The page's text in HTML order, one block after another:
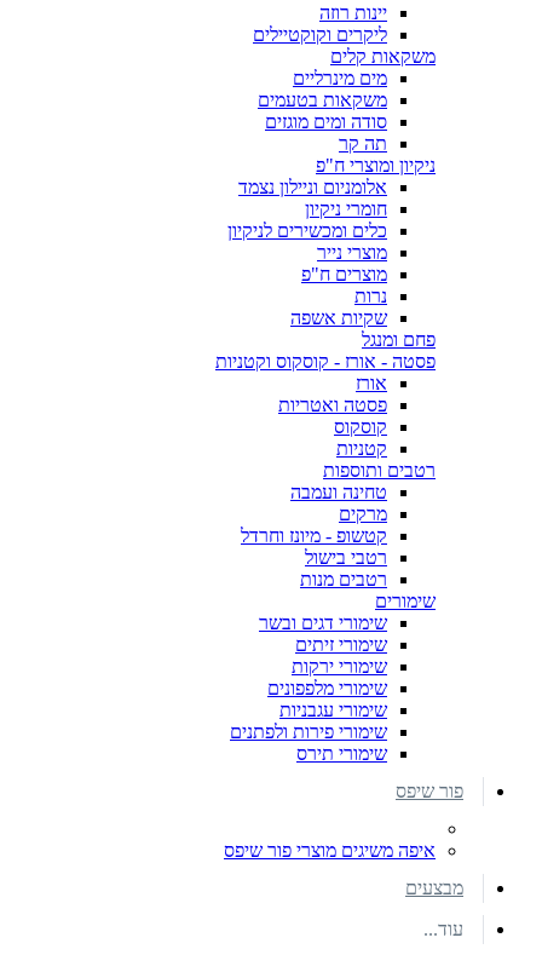
יינות רוזה
ליקרים וקוקטיילים
משקאות קלים
מים מינרליים
משקאות בטעמים
סודה ומים מוגזים
תה קר
ניקיון ומוצרי ח"פ
אלומניום וניילון נצמד
חומרי ניקיון
כלים ומכשירים לניקיון
מוצרי נייר
מוצרים ח"פ
נרות
שקיות אשפה
פחם ומנגל
פסטה - אורז - קוסקוס וקטניות
אורז
פסטה ואטריות
קוסקוס
קטניות
רטבים ותוספות
טחינה ועמבה
מרקים
קטשופ - מיונז וחרדל
רטבי בישול
רטבים מנות
שימורים
שימורי דגים ובשר
שימורי זיתים
שימורי ירקות
שימורי מלפפונים
שימורי עגבניות
שימורי פירות ולפתנים
שימורי תירס
פור שיפס
איפה משיגים מוצרי פור שיפס
מבצעים
עוד...